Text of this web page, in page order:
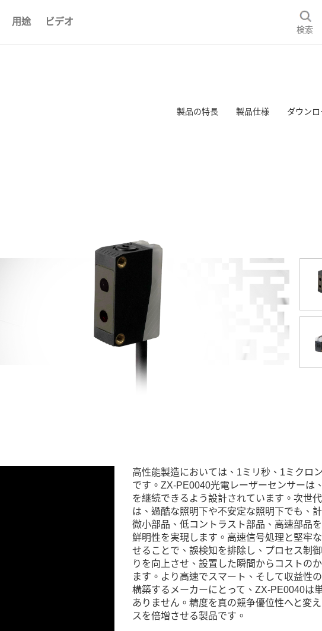
用途 ビデオ
検索
製品の特長 製品仕様 ダウンロ
高性能製造においては、1ミリ秒、1ミクロ
です。ZX-PE0040光電レーザーセンサーは
を継続できるよう設計されています。次世
は、過酷な照明下や不安定な照明下でも、
微小部品、低コントラスト部品、高速部品
鮮明性を実現します。高速信号処理と堅牢
せることで、誤検知を排除し、プロセス制
りを向上させ、設置した瞬間からコストの
ます。より高速でスマート、そして収益性
構築するメーカーにとって、ZX-PE0040は
ありません。精度を真の競争優位性へと変
スを倍増させる製品です。